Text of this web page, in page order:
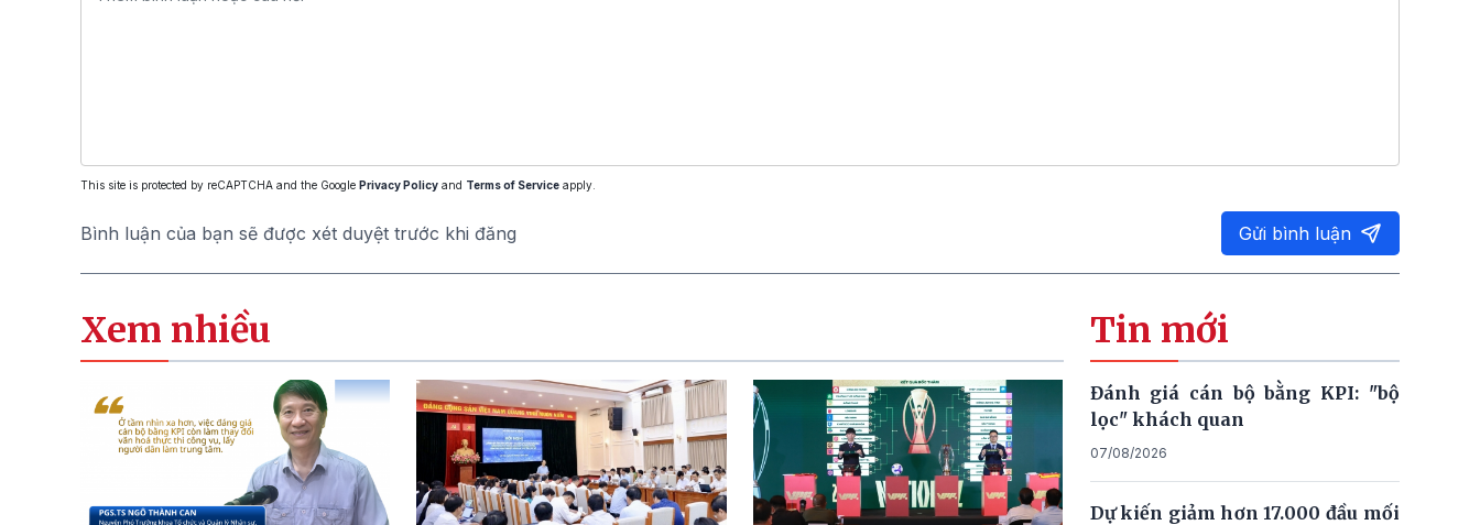
This site is protected by reCAPTCHA and the Google Privacy Policy and Terms of Service apply.
Bình luận của bạn sẽ được xét duyệt trước khi đăng Gửi bình luận
Xem nhiều Tin mới
Đánh giá cán bộ bằng KPI: "bộ
lọc" khách quan
07/08/2026
Dự kiến giảm hơn 17.000 đầu mối